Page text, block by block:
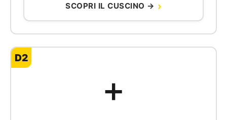
SCOPRI IL CUSCINO →
D2
➕